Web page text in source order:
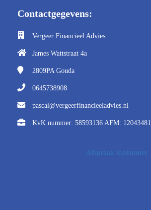
Contactgegevens:
Vergeer Financieel Advies
James Wattstraat 4a
2809PA Gouda
0645738908
pascal@vergeerfinancieeladvies.nl
KvK nummer: 58593136 AFM: 12043481
Afspraak inplannen